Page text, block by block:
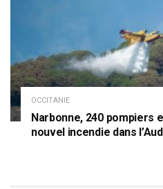
OCCITANIE
Narbonne, 240 pompiers
nouvel incendie dans